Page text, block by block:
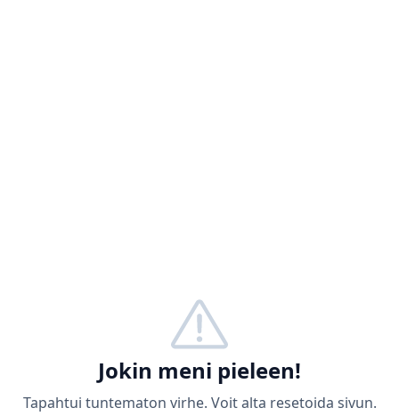
Jokin meni pieleen!
Tapahtui tuntematon virhe. Voit alta resetoida sivun.